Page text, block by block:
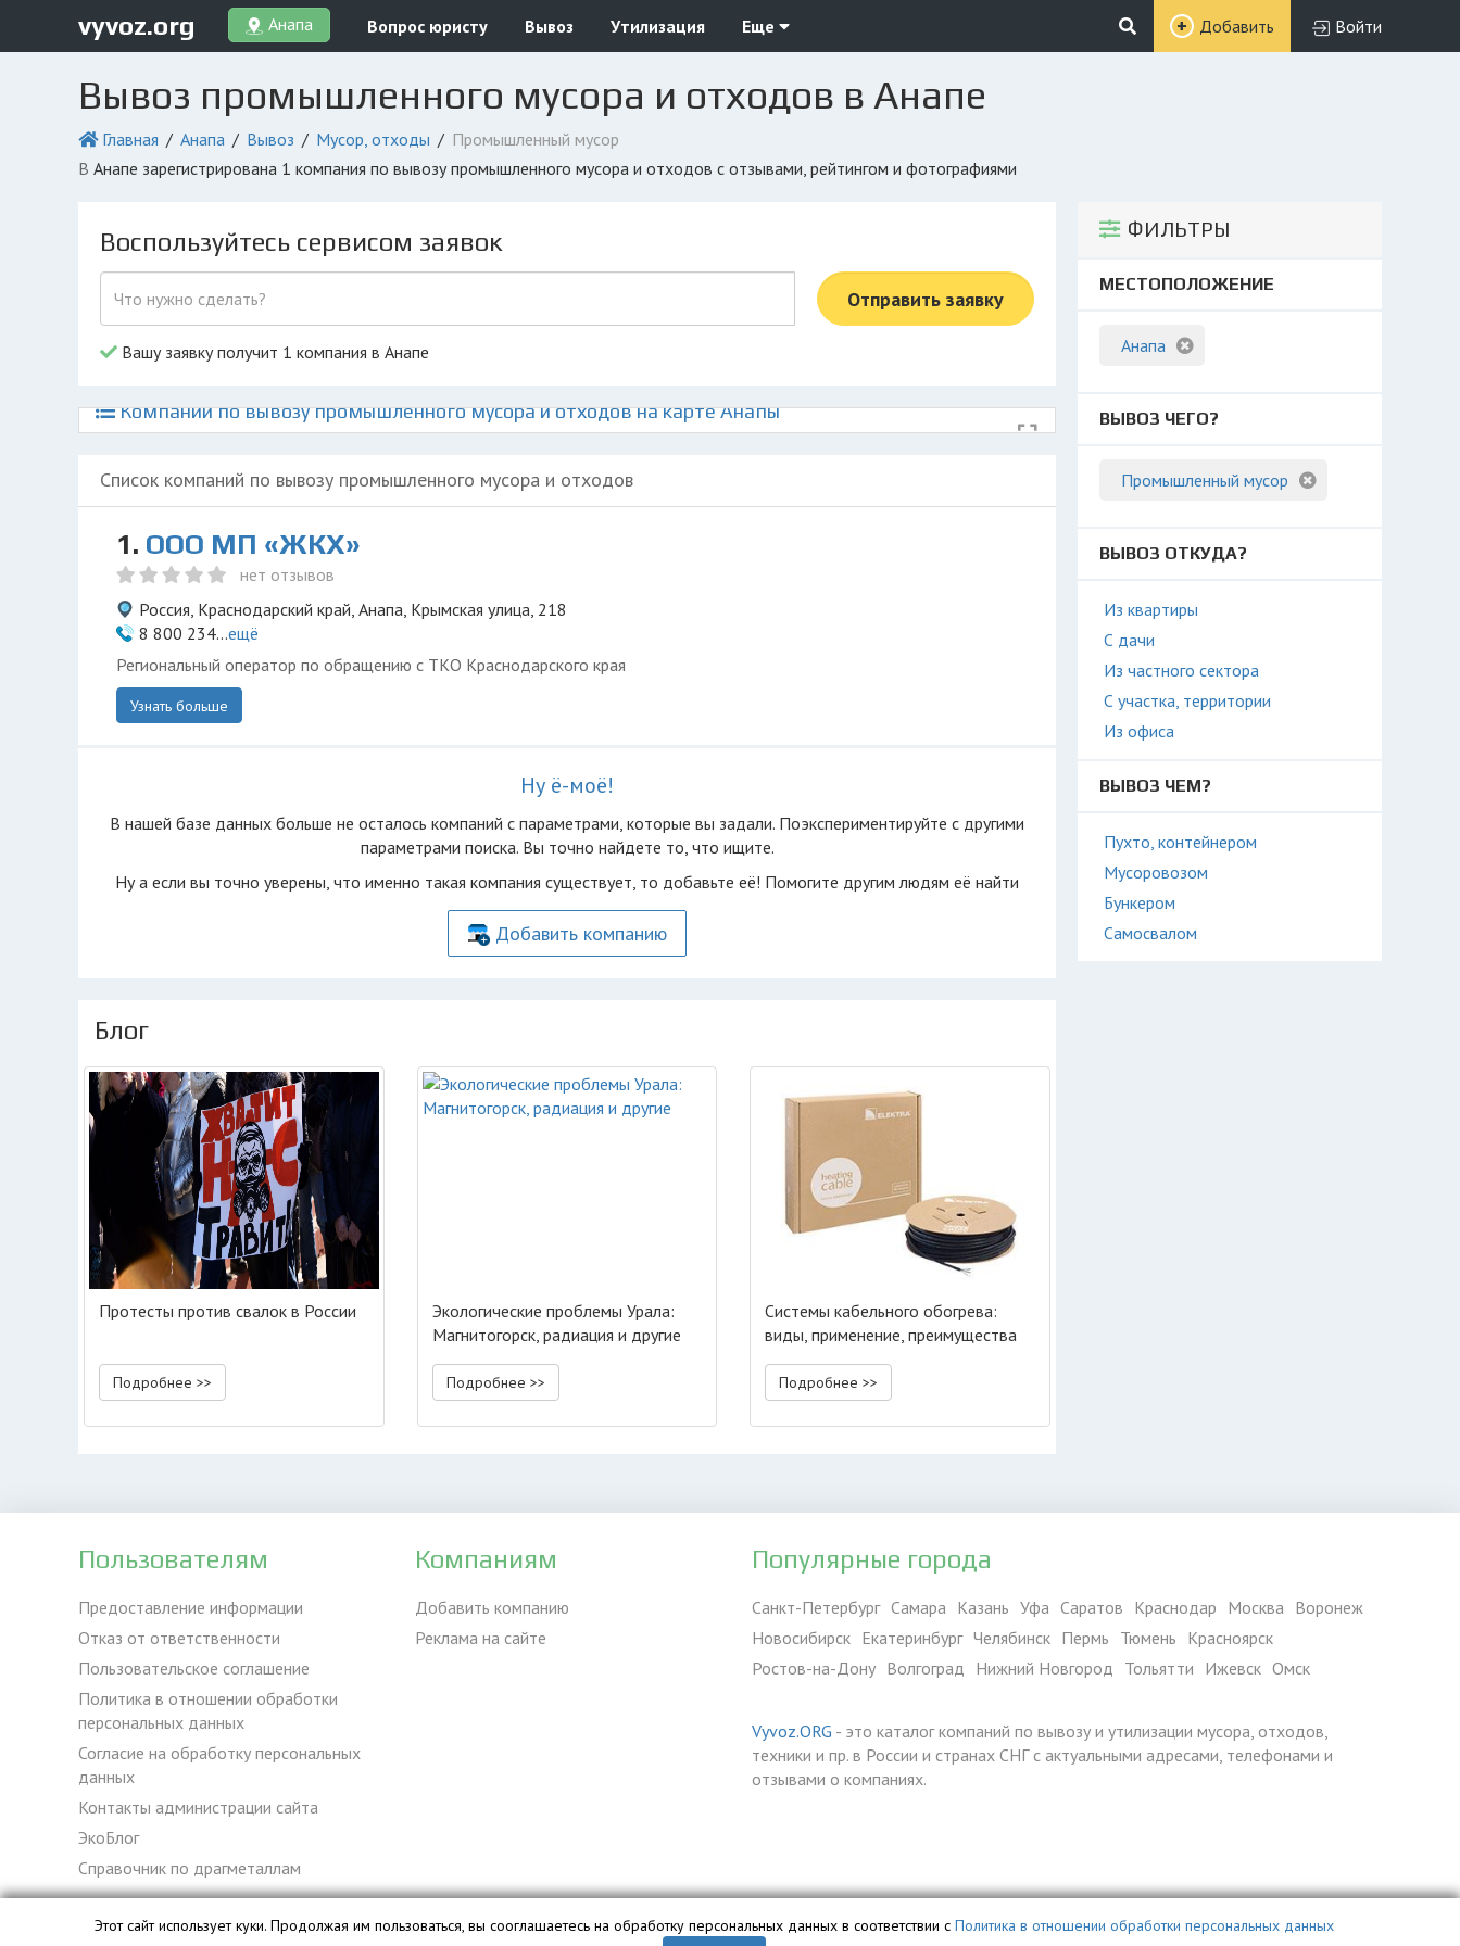
vyvoz.org Анапа Вопрос юристу Вывоз Утилизация Еще Добавить Войти
Вывоз промышленного мусора и отходов в Анапе
Главная Анапа Вывоз Мусор, отходы
Промышленный мусор
в Анапе зарегистрирована 1 компания по вывозу промышленного мусора и отходов с отзывами, рейтингом и фотографиями
ФИЛЬТРЫ
МЕСТОПОЛОЖЕНИЕ
Анапа
ВЫВОЗ ЧЕГО?
Промышленный мусор
ВЫВОЗ ОТКУДА?
Из квартиры
С дачи
Из частного сектора
С участка, территории
Из офиса
ВЫВОЗ ЧЕМ?
Пухто, контейнером
Мусоровозом
Бункером
Самосвалом
Воспользуйтесь сервисом заявок
Отправить заявку
Вашу заявку получит 1 компания в Анапе
Компании по вывозу промышленного мусора и отходов на карте Анапы
Список компаний по вывозу промышленного мусора и отходов
1. ООО МП «ЖКХ»
нет отзывов
Россия, Краснодарский край, Анапа, Крымская улица, 218
8 800 234...ещё
Региональный оператор по обращению с ТКО Краснодарского края
Узнать больше
Ну ё-моё!
В нашей базе данных больше не осталоcь компаний с параметрами, которые вы задали. Поэкспериментируйте с другими
параметрами поиска. Вы точно найдете то, что ищите.
Ну а если вы точно уверены, что именно такая компания существует, то добавьте её! Помогите другим людям её найти
Добавить компанию
Блог
Протесты против свалок в России
Подробнее >>
Экологические проблемы Урала:
Магнитогорск, радиация и другие
Подробнее >>
Системы кабельного обогрева:
виды, применение, преимущества
Подробнее >>
Пользователям
Предоставление информации
Отказ от ответственности
Пользовательское соглашение
Политика в отношении обработки
персональных данных
Согласие на обработку персональных
данных
Контакты администрации сайта
ЭкоБлог
Справочник по драгметаллам
Компаниям
Добавить компанию
Реклама на сайте
Популярные города
Санкт-Петербург Самара Казань Уфа Саратов Краснодар Москва Воронеж
Новосибирск Екатеринбург Челябинск Пермь Тюмень Красноярск
Ростов-на-Дону Волгоград Нижний Новгород Тольятти Ижевск Омск
Vyvoz.ORG - это каталог компаний по вывозу и утилизации мусора, отходов,
техники и пр. в России и странах СНГ с актуальными адресами, телефонами и
отзывами о компаниях.
Этот сайт использует куки. Продолжая им пользоваться, вы сооглашаетесь на обработку персональных данных в соответствии с Политика в отношении обработки персональных данных